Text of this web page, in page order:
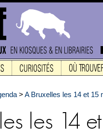
> A Bruxelles les 14 et 15